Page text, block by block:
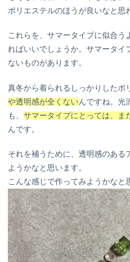
ポリエステルのほうが良いなと思
これらを、サマータイプに似合う
ればいいでしょうか。サマータイ
ないものがあります。
真冬から着られるしっかりしたポ
や透明感が全くないんですね。光
も、 サマータイプにとっては、ま
んです。
それを補うために、透明感のある
ようかなと思います。
こんな感じで作ってみようかなと